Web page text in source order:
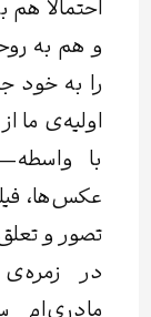
احتمالا
و هم به
را به خود
اولیه‌ی ما
با
عکس‌ها،
تصور و
در